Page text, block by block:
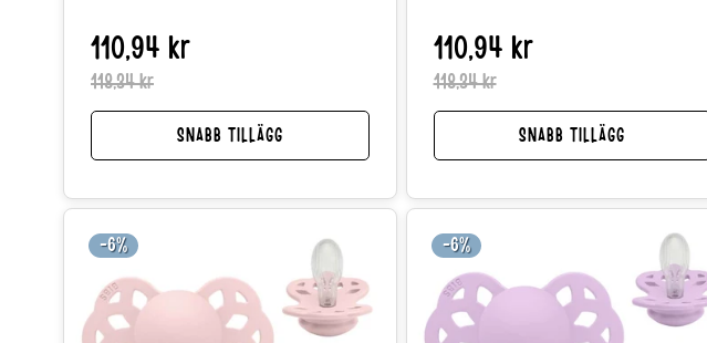
Reapris
110,94 kr Normalpris
118,34 kr
SNABB TILLÄGG
110,94 kr
118,34 kr
SNABB TILLÄGG
-6% -6%